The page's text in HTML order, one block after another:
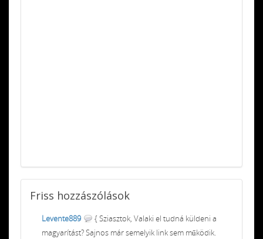
Friss hozzászólások
Levente889
{ Sziasztok, Valaki el tudná küldeni a
magyarítást? Sajnos már semelyik link sem működik.